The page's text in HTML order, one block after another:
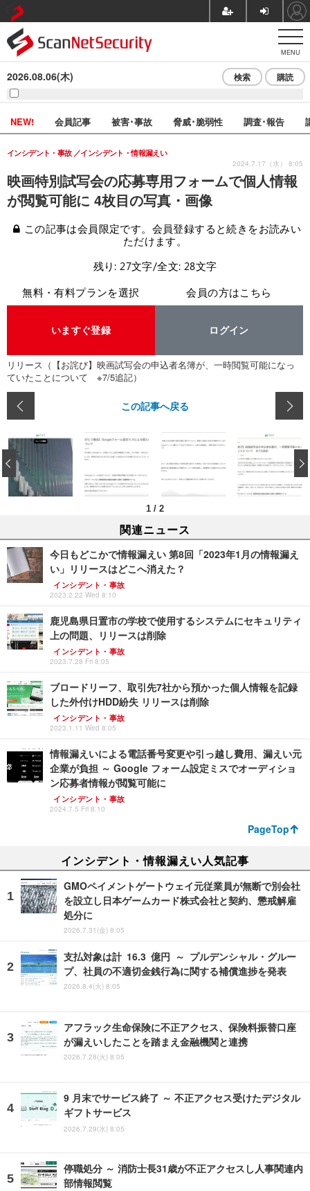
MENU
2026.08.06(木) 検索 購読
NEW! 会員記事 被害･事故 脅威･脆弱性 調査･報告
映画特別試写会の応募専用フォームで個人情報
が閲覧可能に 4枚目の写真・画像
インシデント・事故 インシデント・情報漏えい
2024.7.17（水） 8:05
この記事は会員限定です。会員登録すると続きをお読みい
ただけます。
残り: 27文字/全文: 28文字
無料・有料プランを選択
いますぐ登録
会員の方はこちら
ログイン
リリース（【お詫び】映画試写会の申込者名簿が、一時閲覧可能になっ
ていたことについて ※7/5追記）
この記事へ戻る
1 / 2
‹
関連ニュース
今日もどこかで情報漏えい 第8回「2023年1月の情報漏え
い」リリースはどこへ消えた？
インシデント・事故
2023.2.22 Wed 8:10
鹿児島県日置市の学校で使用するシステムにセキュリティ
上の問題、リリースは削除
インシデント・事故
2023.7.28 Fri 8:05
ブロードリーフ、取引先7社から預かった個人情報を記録
した外付けHDD紛失 リリースは削除
インシデント・事故
2023.1.11 Wed 8:05
情報漏えいによる電話番号変更や引っ越し費用、漏えい元
企業が負担 ～ Google フォーム設定ミスでオーディショ
ン応募者情報が閲覧可能に
インシデント・事故
2024.7.5 Fri 8:10
PageTop
インシデント・情報漏えい人気記事
GMOペイメントゲートウェイ元従業員が無断で別会社
を設立し日本ゲームカード株式会社と契約、懲戒解雇
処分に
2026.7.31(金) 8:05
支払対象は計 16.3 億円 ～ プルデンシャル・グルー
プ、社員の不適切金銭行為に関する補償進捗を発表
2026.8.4(火) 8:05
アフラック生命保険に不正アクセス、保険料振替口座
が漏えいしたことを踏まえ金融機関と連携
2026.7.28(火) 8:05
9 月末でサービス終了 ～ 不正アクセス受けたデジタル
ギフトサービス
2026.7.29(水) 8:05
停職処分 ～ 消防士長31歳が不正アクセスし人事関連内
部情報閲覧